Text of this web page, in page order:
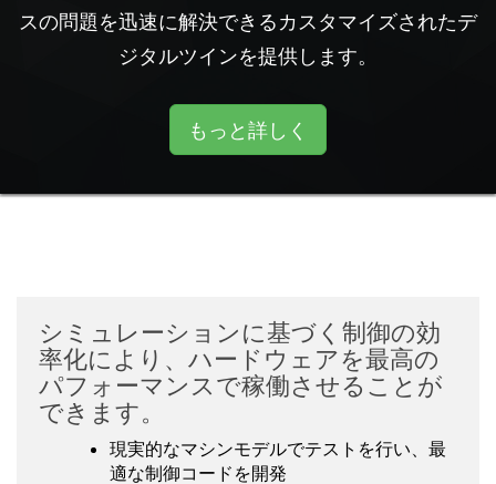
スの問題を迅速に解決できるカスタマイズされたデ
ジタルツインを提供します。
もっと詳しく
シミュレーションに基づく制御の効
率化により、ハードウェアを最高の
パフォーマンスで稼働させることが
できます。
現実的なマシンモデルでテストを行い、最
適な制御コードを開発